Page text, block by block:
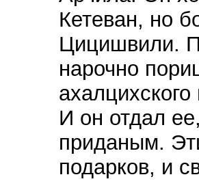
Кетеван, но
Цицишвили.
нарочно
И он отдал
приданым.
подарков, и